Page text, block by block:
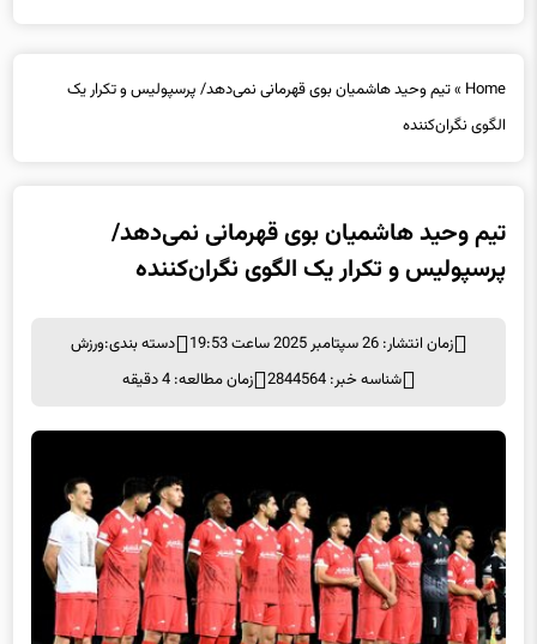
Home
»تیم وحید هاشمیان بوی قهرمانی نمی‌دهد/ پرسپولیس و تکرار یک
الگوی نگران‌کننده
تیم وحید هاشمیان بوی قهرمانی نمی‌دهد/
پرسپولیس و تکرار یک الگوی نگران‌کننده
زمان انتشار: 26 سپتامبر 2025 ساعت 19:53 دسته بندی:ورزش
شناسه خبر: 2844564
زمان مطالعه: 4 دقیقه